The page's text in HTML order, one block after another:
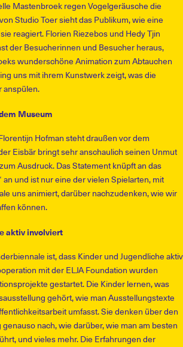
Mastenbroek regen Vogelgeräusche die
Studio Toer sieht das Publikum, wie eine
reagiert. Florien Riezebos und Hedy Tjin
der Besucherinnen und Besucher heraus,
wunderschöne Animation zum Abtauchen
uns mit ihrem Kunstwerk zeigt, was die
anspülen.
Museum
Hofman steht draußen vor dem
Eisbär bringt sehr anschaulich seinen Unmut
Ausdruck. Das Statement knüpft an das
an und ist nur eine der vielen Spielarten, mit
uns animiert, darüber nachzudenken, wie wir
können.
aktiv involviert
ist, dass Kinder und Jugendliche aktiv
mit der ELJA Foundation wurden
gestartet. Die Kinder lernen, was
gehört, wie man Ausstellungstexte
umfasst. Sie denken über den
nach, wie darüber, wie man am besten
und vieles mehr. Die Erfahrungen der